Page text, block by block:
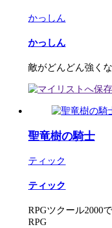
かっしん
かっしん
敵がどんどん強く
聖竜樹の騎士
ティック
ティック
RPGツクール2000
RPG